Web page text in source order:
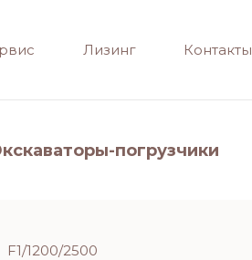
Лизинг Контакты
погрузчики
F1/1200/2500